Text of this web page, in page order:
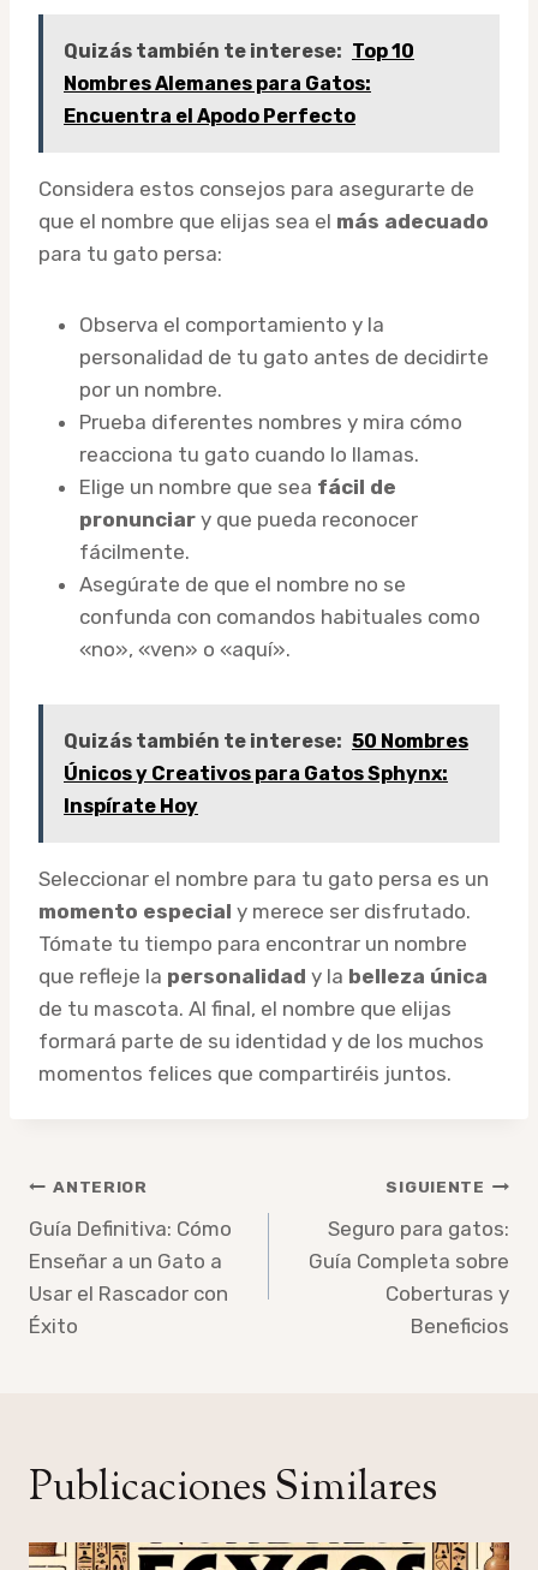
Quizás también te interese: Top 10
Nombres Alemanes para Gatos:
Encuentra el Apodo Perfecto
Considera estos consejos para asegurarte de
que el nombre que elijas sea el más adecuado
para tu gato persa:
Observa el comportamiento y la
personalidad de tu gato antes de decidirte
por un nombre.
Prueba diferentes nombres y mira cómo
reacciona tu gato cuando lo llamas.
Elige un nombre que sea fácil de
pronunciar y que pueda reconocer
fácilmente.
Asegúrate de que el nombre no se
confunda con comandos habituales como
«no», «ven» o «aquí».
Quizás también te interese: 50 Nombres
Únicos y Creativos para Gatos Sphynx:
Inspírate Hoy
Seleccionar el nombre para tu gato persa es un
momento especial y merece ser disfrutado.
Tómate tu tiempo para encontrar un nombre
que refleje la personalidad y la belleza única
de tu mascota. Al final, el nombre que elijas
formará parte de su identidad y de los muchos
momentos felices que compartiréis juntos.
Navegación
de
entradas
ANTERIOR
Guía Definitiva: Cómo
Enseñar a un Gato a
Usar el Rascador con
Éxito
SIGUIENTE
Seguro para gatos:
Guía Completa sobre
Coberturas y
Beneficios
Publicaciones Similares